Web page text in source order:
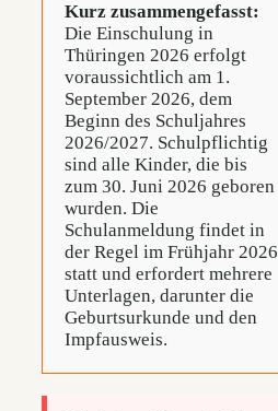
Kurz zusammengefasst:
Die Einschulung in
Thüringen 2026 erfolgt
voraussichtlich am 1.
September 2026, dem
Beginn des Schuljahres
2026/2027. Schulpflichtig
sind alle Kinder, die bis
zum 30. Juni 2026 geboren
wurden. Die
Schulanmeldung findet in
der Regel im Frühjahr 2026
statt und erfordert mehrere
Unterlagen, darunter die
Geburtsurkunde und den
Impfausweis.